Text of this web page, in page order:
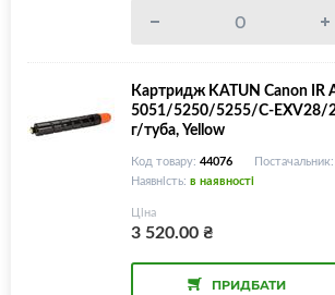
Картридж KATUN Canon IR
5051/5250/5255/C-EXV28/
г/туба, Yellow
Код товару: 44076
Наявність: в наявності
Ціна
3 520.00₴
ПРИДБАТИ